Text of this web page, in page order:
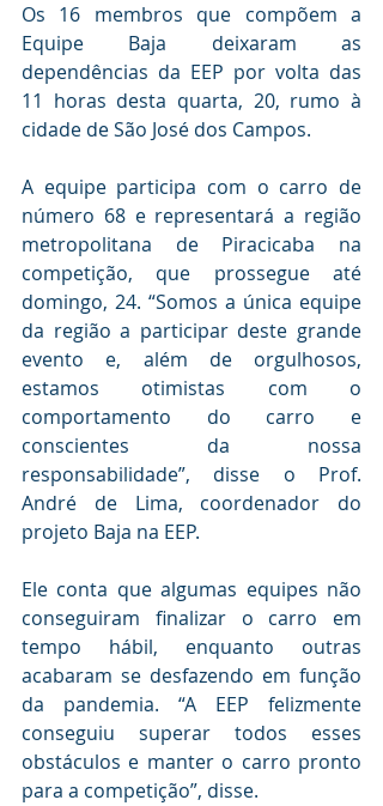
Os 16 membros que compõem a
Equipe Baja deixaram as
dependências da EEP por volta das
11 horas desta quarta, 20, rumo à
cidade de São José dos Campos.
A equipe participa com o carro de
número 68 e representará a região
metropolitana de Piracicaba na
competição, que prossegue até
domingo, 24. “Somos a única equipe
da região a participar deste grande
evento e, além de orgulhosos,
estamos otimistas com o
comportamento do carro e
conscientes da nossa
responsabilidade”, disse o Prof.
André de Lima, coordenador do
projeto Baja na EEP.
Ele conta que algumas equipes não
conseguiram finalizar o carro em
tempo hábil, enquanto outras
acabaram se desfazendo em função
da pandemia. “A EEP felizmente
conseguiu superar todos esses
obstáculos e manter o carro pronto
para a competição”, disse.